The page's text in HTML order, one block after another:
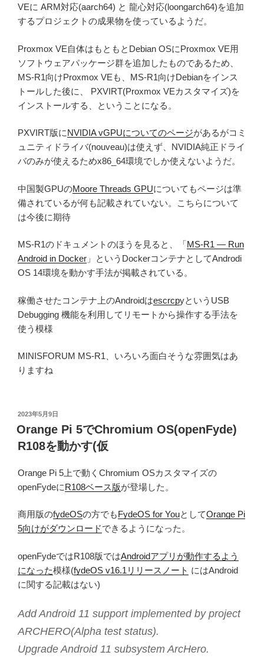
VEに ARM対応(aarch64) と 龍心対応(loongarch64)を追加
するプロジェクトの成果物を使っているようだ。
Proxmox VE自体はもともとDebian OSにProxmox VE用
ソフトウェアパッケージ群を追加したものであるため、
MS-R1向けProxmox VEも、MS-R1向けDebianをインス
トールした後に、 PXVIRT(Proxmox VEカスタマイズ)を
インストールする、ということになる。
PXVIRT版にNVIDIA vGPUについてのページがあるがコミ
ュニティドライバ(nouveau)は使えず、NVIDIA純正ドライ
バのみが使えるためx86_64環境でしか使えないようだ。
中国製GPUのMoore Threads GPUについてもページは準
備されているが何も記載されていない。こちらについて
は今後に期待
MS-R1のドキュメントのほうを見ると、「MS-R1 — Run
Android in Docker 」というDockerコンテナとしてAndrodi
OS 14環境を動かす手法が掲載されている。
稼働させたコンテナ上のAndroidはescrcpyというUSB
Debugging 機能を利用してリモートから操作する手法を
使う模様
MINISFORUM MS-R1、いろいろ面白そうな雰囲気はあ
りますね
投
稿
日:
2023年5月9日
Orange Pi 5でChromium OS(openFyde)
R108を動かす(仮
Orange Pi 5上で動くChromium OSカスタマイズの
openFydeにR108ベース版が登場した。
商用版のfydeOSの方でもFydeOS for YouとしてOrange Pi
5向けがダウンロードできるようになった。
openFydeではR108版ではAndroidアプリが動作するよう
になった模様(fydeOS v16.1リリースノート にはAndroid
に関する記載はない)
Add Android 11 support implemented by project
ARCHERO(Alpha test status).
Upgrade Android 11 subsystem ArcHero.